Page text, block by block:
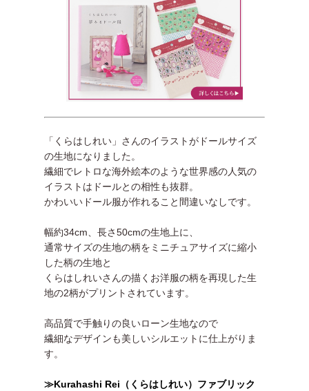
「くらはしれい」さんのイラストがドールサイズ
の生地になりました。
繊細でレトロな海外絵本のような世界感の人気の
イラストはドールとの相性も抜群。
かわいいドール服が作れること間違いなしです。
幅約34cm、長さ50cmの生地上に、
通常サイズの生地の柄をミニチュアサイズに縮小
した柄の生地と
くらはしれいさんの描くお洋服の柄を再現した生
地の2柄がプリントされています。
高品質で手触りの良いローン生地なので
繊細なデザインも美しいシルエットに仕上がりま
す。
≫Kurahashi Rei（くらはしれい）ファブリック